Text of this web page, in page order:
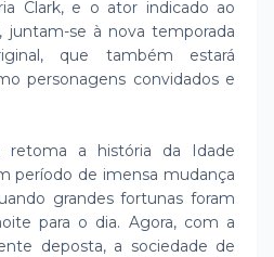
Clark, e o ator indicado ao
juntam-se à nova temporada
que também estará
personagens convidados e
retoma a história da Idade
período de imensa mudança
grandes fortunas foram
para o dia. Agora, com a
deposta, a sociedade de